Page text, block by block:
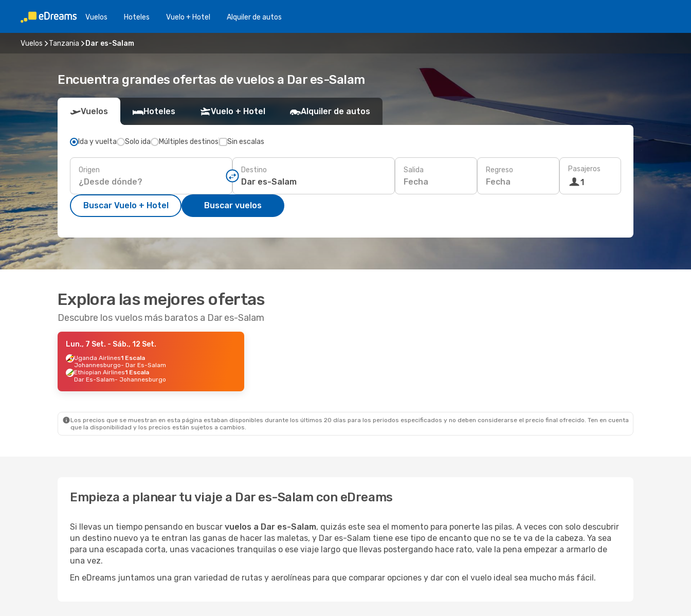
Vuelos Hoteles Vuelo + Hotel Alquiler de autos
Vuelos Tanzania Dar es-Salam
Encuentra grandes ofertas de vuelos a Dar es-Salam
Vuelos Hoteles Vuelo + Hotel Alquiler de autos
Ida y vuelta Solo ida Múltiples destinos Sin escalas
Origen Destino Salida
Fecha
Regreso
Fecha
Pasajeros
1
Buscar Vuelo + Hotel Buscar vuelos
Explora las mejores ofertas
Descubre los vuelos más baratos a Dar es-Salam
Lun., 7 Set. - Sáb., 12 Set.
Uganda Airlines1 Escala
Johannesburgo- Dar Es-Salam
Ethiopian Airlines1 Escala
Dar Es-Salam- Johannesburgo
Los precios que se muestran en esta página estaban disponibles durante los últimos 20 días para los periodos especificados y no deben considerarse el precio final ofrecido. Ten en cuenta
que la disponibilidad y los precios están sujetos a cambios.
Empieza a planear tu viaje a Dar es-Salam con eDreams
Si llevas un tiempo pensando en buscar vuelos a Dar es-Salam, quizás este sea el momento para ponerte las pilas. A veces con solo descubrir
un destino nuevo ya te entran las ganas de hacer las maletas, y Dar es-Salam tiene ese tipo de encanto que no se te va de la cabeza. Ya sea
para una escapada corta, unas vacaciones tranquilas o ese viaje largo que llevas postergando hace rato, vale la pena empezar a armarlo de
una vez.
En eDreams juntamos una gran variedad de rutas y aerolíneas para que comparar opciones y dar con el vuelo ideal sea mucho más fácil.